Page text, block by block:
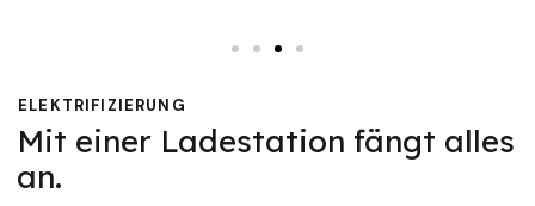
ELEKTRIFIZIERUNG
Mit einer Ladestation fängt alles
an.